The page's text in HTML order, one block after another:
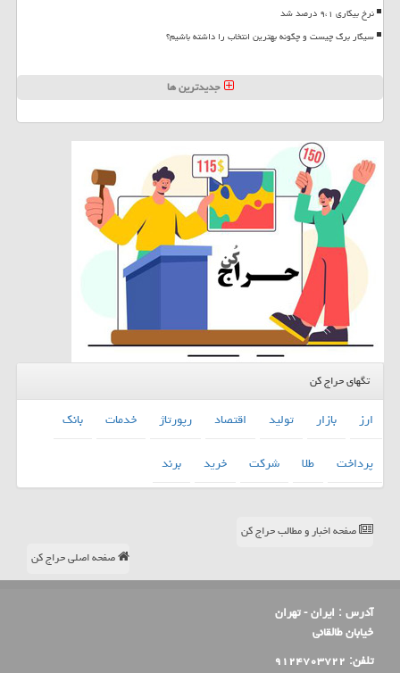
نرخ بیکاری ۹،۱ درصد شد
سیگار برگ چیست و چگونه بهترین انتخاب را داشته باشیم؟
جدیدترین ها
تگهای حراج کن
ارز بازار تولید اقتصاد رپورتاژ خدمات
بانك
پرداخت
طلا شركت خرید برند
صفحه اخبار و مطالب حراج کن
صفحه اصلی حراج کن
آدرس : ایران - تهران
خیابان طالقانی
تلفن: ۹۱۲۴۷۰۳۷۲۲